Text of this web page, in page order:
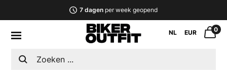
7 dagenper week geopend
NL EUR 0